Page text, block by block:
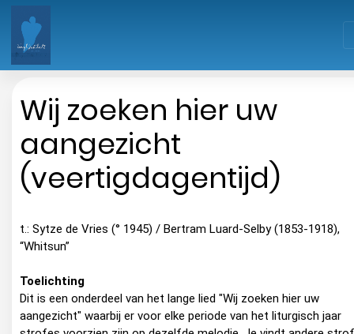
Wij zoeken hier uw
aangezicht
(veertigdagentijd)
t.: Sytze de Vries (° 1945) / Bertram Luard-Selby (1853-1918),
“Whitsun”
Toelichting
Dit is een onderdeel van het lange lied "Wij zoeken hier uw
aangezicht" waarbij er voor elke periode van het liturgisch jaar